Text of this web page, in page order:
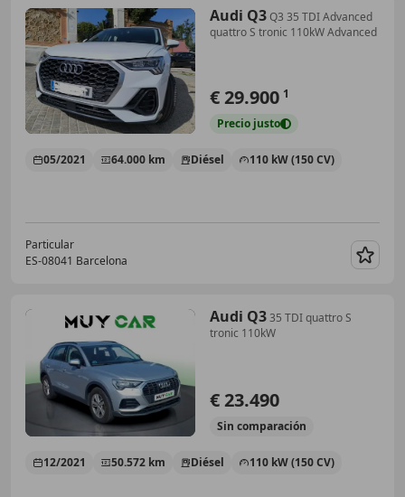
Audi Q3Q3 35 TDI Advanced
quattro S tronic 110kW Advanced
€ 29.900 1
Precio justo
05/2021 64.000 km Diésel 110 kW (150 CV)
Particular
ES-08041 Barcelona
Audi Q335 TDI quattro S
tronic 110kW
€ 23.490
Sin comparación
12/2021 50.572 km Diésel 110 kW (150 CV)